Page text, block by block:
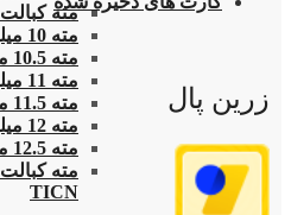
مته کبالت 8میلیمتر 8%HSSCO
مته 10 میلیمتر HSSCO8%
مته 10.5 میلیمتر HSSCO8%
مته 11 میلیمتر HSSCO8%
مته 11.5 میلیمتر HSSCO8%
مته 12 میلیمتر HSSCO8%
مته 12.5 میلیمتر HSSCO8% TICN
TICN
زرین پال